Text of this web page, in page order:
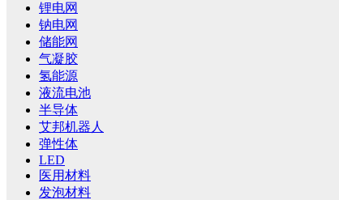
锂电网
钠电网
储能网
气凝胶
氢能源
液流电池
半导体
艾邦机器人
弹性体
LED
医用材料
发泡材料